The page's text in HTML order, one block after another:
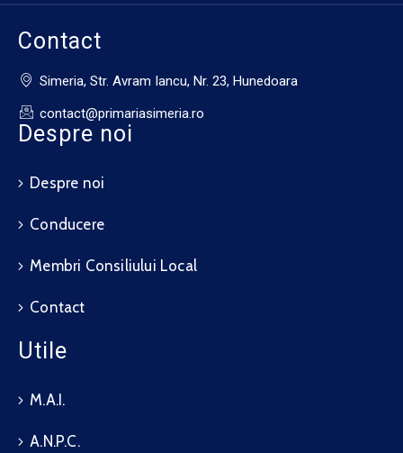
Contact
Simeria, Str. Avram Iancu, Nr. 23, Hunedoara
contact@primariasimeria.ro
Despre noi
Despre noi
Conducere
Membri Consiliului Local
Contact
Utile
M.A.I.
A.N.P.C.